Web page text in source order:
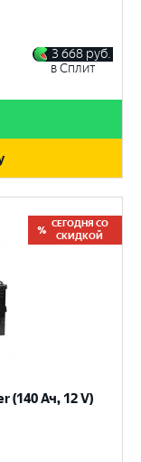
3 668 руб.
в Сплит
СЕГОДНЯ СО
СКИДКОЙ
(140 Ач, 12 V)